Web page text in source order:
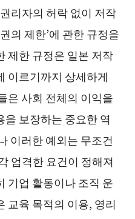
리자의 허락 없이 저작
의 제한’에 관한 규정을
제한 규정은 일본 저작
이르기까지 상세하게
은 사회 전체의 이익을
보장하는 중요한 역
이러한 예외는 무조건
엄격한 요건이 정해져
기업 활동이나 조직 운
교육 목적의 이용, 영리